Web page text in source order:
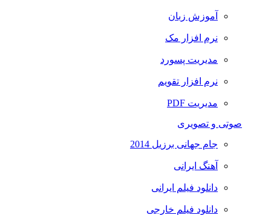
آموزش زبان
نرم افزار مک
مدیریت پسورد
نرم افزار تقویم
مدیریت PDF
صوتی و تصویری
جام جهانی برزیل 2014
آهنگ ایرانی
دانلود فیلم ایرانی
دانلود فیلم خارجی